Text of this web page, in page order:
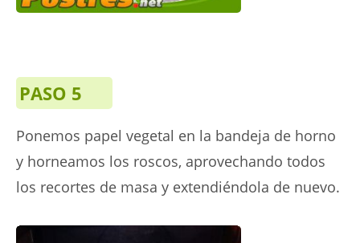
PASO 5
Ponemos papel vegetal en la bandeja de horno
y horneamos los roscos, aprovechando todos
los recortes de masa y extendiéndola de nuevo.